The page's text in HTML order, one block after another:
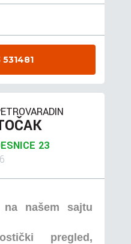
531481
23
na našem sajtu
pregled,